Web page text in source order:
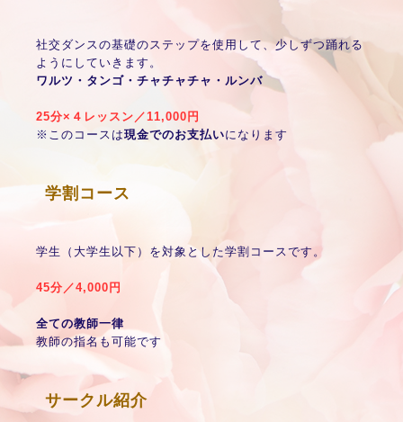
社交ダンスの基礎のステップを使用して、少しずつ踊れる
ようにしていきます。
ワルツ・タンゴ・チャチャチャ・ルンバ
25分×４レッスン／11,000円
※このコースは現金でのお支払いになります
学割コース
学生（大学生以下）を対象とした学割コースです。
45分／4,000円
全ての教師一律
教師の指名も可能です
サークル紹介